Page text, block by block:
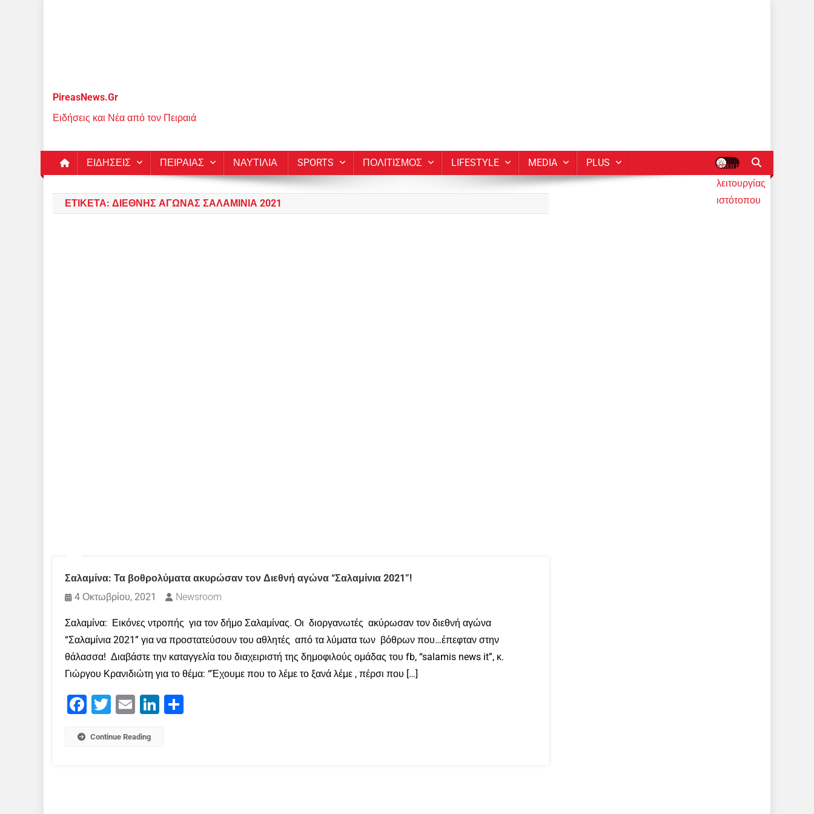
PireasNews.Gr
Ειδήσεις και Νέα από τον Πειραιά
ΕΙΔΗΣΕΙΣ ΠΕΙΡΑΙΑΣ ΝΑΥΤΙΛΙΑ SPORTS ΠΟΛΙΤΙΣΜΟΣ LIFESTYLE MEDIA PLUS
κουμπί
λειτουργίας
ιστότοπου
ΕΤΙΚΈΤΑ: ΔΙΕΘΝΉΣ ΑΓΏΝΑΣ ΣΑΛΑΜΊΝΙΑ 2021
Σαλαμίνα: Τα βοθρολύματα ακυρώσαν τον Διεθνή αγώνα “Σαλαμίνια 2021”!
4 Οκτωβρίου, 2021
Newsroom
Σαλαμίνα: Εικόνες ντροπής για τον δήμο Σαλαμίνας. Οι διοργανωτές ακύρωσαν τον διεθνή αγώνα
“Σαλαμίνια 2021” για να προστατεύσουν του αθλητές από τα λύματα των βόθρων που…έπεφταν στην
θάλασσα! Διαβάστε την καταγγελία του διαχειριστή της δημοφιλούς ομάδας του fb, “salamis news it”, κ.
Γιώργου Κρανιδιώτη για το θέμα: “Έχουμε που το λέμε το ξανά λέμε , πέρσι που […]
Facebook
Twitter Email LinkedIn
Continue Reading